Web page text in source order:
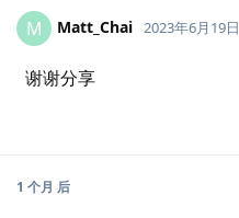
M Matt_Chai 2023年6月19日
谢谢分享
1 个月 后